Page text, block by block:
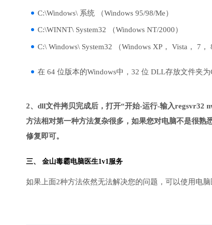
C:\Windows\ 系统 （Windows 95/98/Me）
C:\WINNT\ System32 （Windows NT/2000）
C:\ Windows\ System32 （Windows XP， Vista， 7，
在 64 位版本的Windows中，32 位 DLL存放文件夹为
2、dll文件拷贝完成后，打开“开始-运行-输入regsvr32
方法相对第一种方法复杂很多，如果您对电脑不是很
修复即可。
三、 金山毒霸电脑医生1v1服务
如果上面2种方法依然无法解决您的问题，可以使用电